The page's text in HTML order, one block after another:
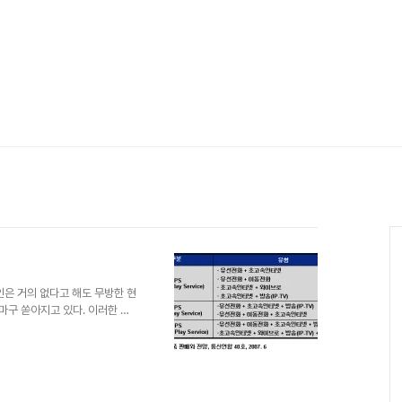
거의 없다고 해도 무방한 현
구 쏟아지고 있다. 이러한 때
하자는 WIn-Win 방식인 결